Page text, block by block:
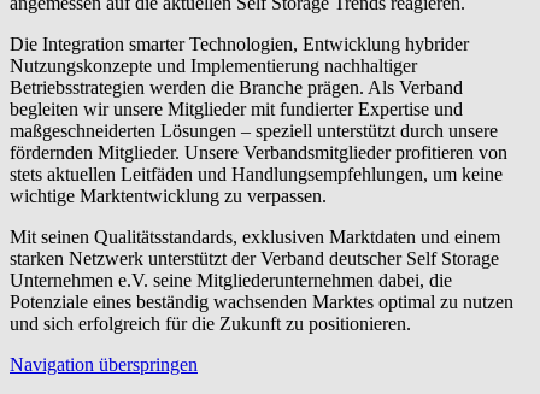
Die Integration smarter Technologien, Entwicklung hybrider
Nutzungskonzepte und Implementierung nachhaltiger
Betriebsstrategien werden die Branche prägen. Als Verband
begleiten wir unsere Mitglieder mit fundierter Expertise und
maßgeschneiderten Lösungen – speziell unterstützt durch unsere
fördernden Mitglieder. Unsere Verbandsmitglieder profitieren von
stets aktuellen Leitfäden und Handlungsempfehlungen, um keine
wichtige Marktentwicklung zu verpassen.
Mit seinen Qualitätsstandards, exklusiven Marktdaten und einem
starken Netzwerk unterstützt der Verband deutscher Self Storage
Unternehmen e.V. seine Mitgliederunternehmen dabei, die
Potenziale eines beständig wachsenden Marktes optimal zu nutzen
und sich erfolgreich für die Zukunft zu positionieren.
Navigation überspringen